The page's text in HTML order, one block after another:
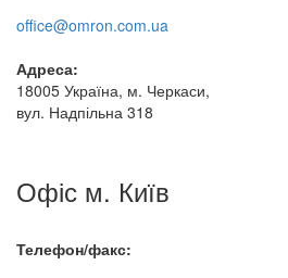
office@omron.com.ua
Адреса:
18005 Україна, м. Черкаси,
вул. Надпільна 318
Офіс м. Київ
Телефон/факс: